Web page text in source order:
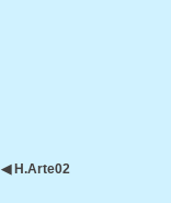
◀ H.Arte02